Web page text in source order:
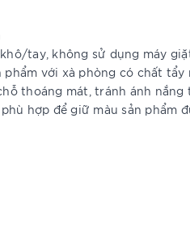
tay, không sử dụng máy
với xà phòng có chất tẩy
thoáng mát, tránh ánh
hợp để giữ màu sản phẩm